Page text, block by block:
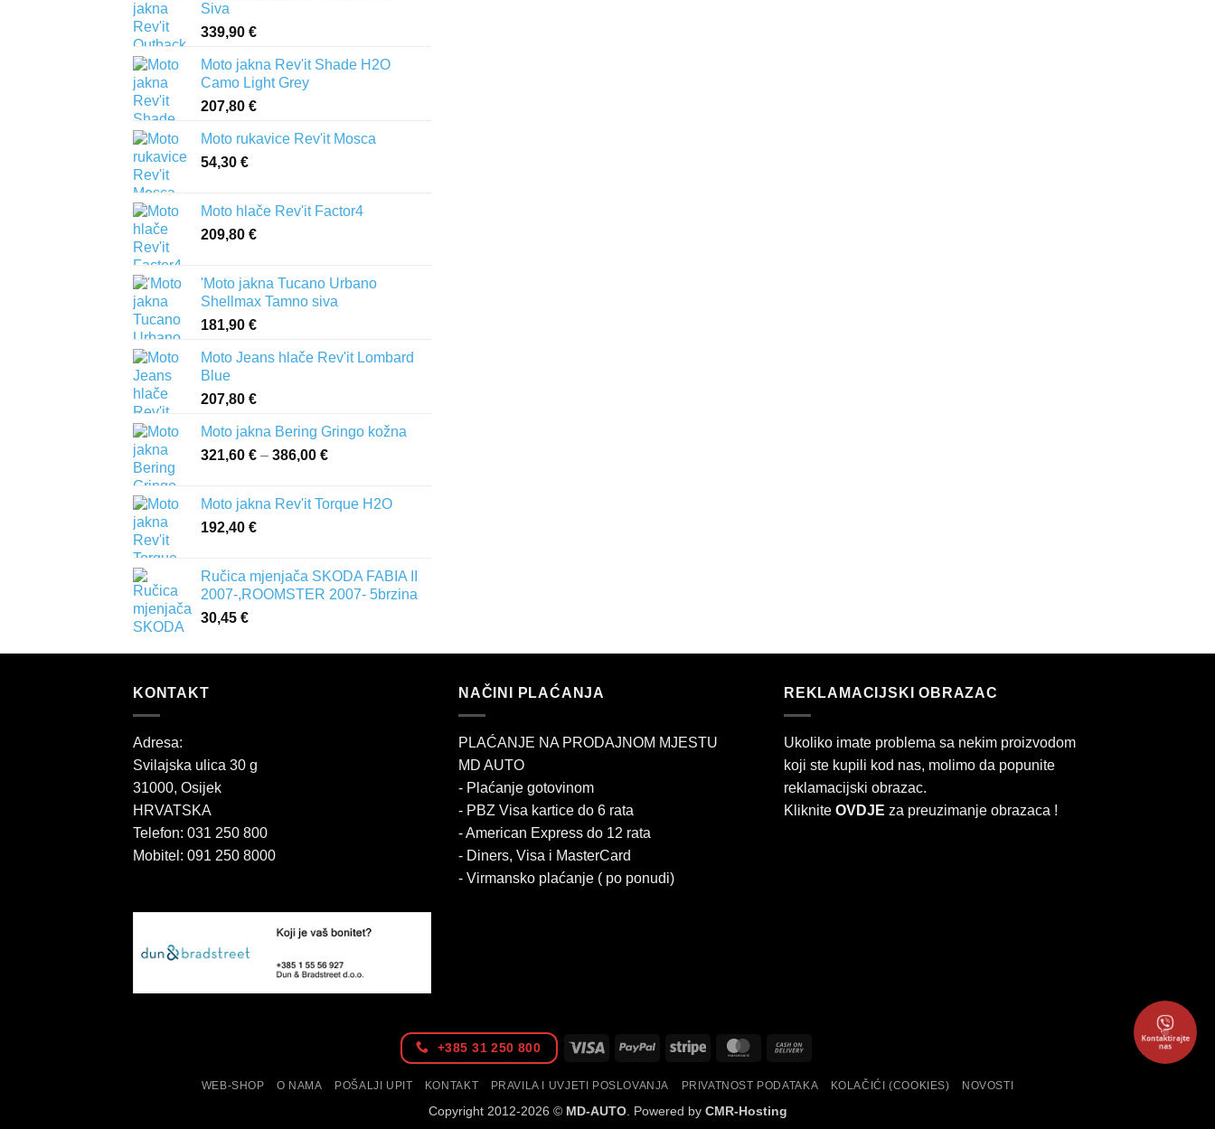
Siva
339,90 €
Moto jakna Rev'it Shade H2O
Camo Light Grey
207,80 €
Moto rukavice Rev'it Mosca
54,30 €
Moto hlače Rev'it Factor4
209,80 €
'Moto jakna Tucano Urbano
Shellmax Tamno siva
181,90 €
Moto Jeans hlače Rev'it Lombard
Blue
207,80 €
Moto jakna Bering Gringo kožna
321,60 € – 386,00 €
321,60 €
Moto jakna Rev'it Torque H2O
192,40 €
Ručica mjenjača SKODA FABIA II
2007-,ROOMSTER 2007- 5brzina
30,45 €
KONTAKT
Adresa:
Svilajska ulica 30 g
31000, Osijek
HRVATSKA
Telefon: 031 250 800
Mobitel: 091 250 8000
NAČINI PLAĆANJA
PLAĆANJE NA PRODAJNOM MJESTU
MD AUTO
- Plaćanje gotovinom
- PBZ Visa kartice do 6 rata
- American Express do 12 rata
- Diners, Visa i MasterCard
- Virmansko plaćanje ( po ponudi)
REKLAMACIJSKI OBRAZAC
Ukoliko imate problema sa nekim proizvodom
koji ste kupili kod nas, molimo da popunite
reklamacijski obrazac.
Kliknite OVDJE za preuzimanje obrazaca !
+385 31 250 800 Visa PayPal Stripe MasterCard
Delivery
WEB-SHOP O NAMA POŠALJI UPIT KONTAKT PRAVILA I UVJETI POSLOVANJA PRIVATNOST PODATAKA KOLAČIĆI (COOKIES) NOVOSTI
Copyright 2012-2026 © MD-AUTO. Powered by CMR-Hosting
Kontaktirajte
nas